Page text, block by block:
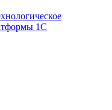
1С